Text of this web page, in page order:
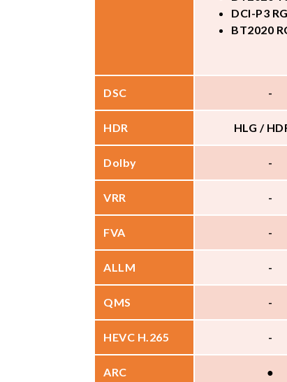
DCI-P3
BT2020
DSC -
HDR HLG /
Dolby -
VRR -
FVA -
ALLM -
QMS -
HEVC H.265 -
ARC ●